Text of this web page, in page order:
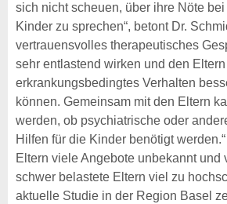
sich nicht scheuen, über ihre Nöte
Kinder zu sprechen“, betont Dr.
vertrauensvolles therapeutisches
sehr entlastend wirken und den
erkrankungsbedingtes Verhalten
können. Gemeinsam mit den Eltern
werden, ob psychiatrische oder
Hilfen für die Kinder benötigt
Eltern viele Angebote unbekannt und
schwer belastete Eltern viel zu
aktuelle Studie in der Region Basel